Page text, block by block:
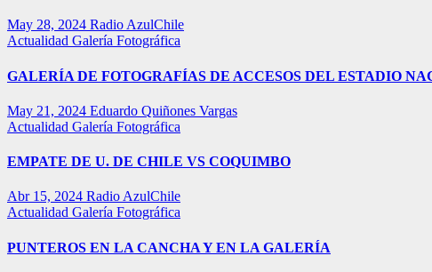
May 28, 2024 Radio AzulChile
Actualidad Galería Fotográfica
GALERÍA DE FOTOGRAFÍAS DE ACCESOS DEL ESTADIO
May 21, 2024 Eduardo Quiñones Vargas
Actualidad Galería Fotográfica
EMPATE DE U. DE CHILE VS COQUIMBO
Abr 15, 2024 Radio AzulChile
Actualidad Galería Fotográfica
PUNTEROS EN LA CANCHA Y EN LA GALERÍA